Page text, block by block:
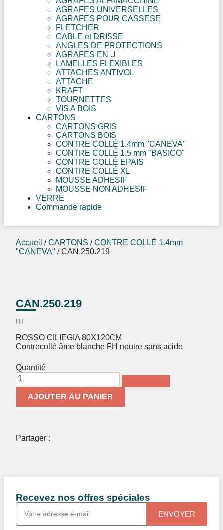
AGRAFES UNIVERSELLES
AGRAFES POUR CASSESE
FLETCHER
CABLE et DRISSE
ANGLES DE PROTECTIONS
AGRAFES EN U
LAMELLES FLEXIBLES
ATTACHES ANTIVOL
ATTACHE
KRAFT
TOURNETTES
VIS A BOIS
CARTONS
CARTONS GRIS
CARTONS BOIS
CONTRE COLLÉ 1.4mm "CANEVA"
CONTRE COLLÉ 1.5 mm "BASICO"
CONTRE COLLÉ EPAIS
CONTRE COLLÉ XL
MOUSSE ADHESIF
MOUSSE NON ADHESIF
VERRE
Commande rapide
Accueil /CARTONS /CONTRE COLLÉ 1.4mm
"CANEVA" / CAN.250.219
CAN.250.219
HT
ROSSO CILIEGIA 80X120CM
Contrecollé âme blanche PH neutre sans acide
Quantité
AJOUTER AU PANIER
Partager :
Recevez nos offres spéciales
ENVOYER